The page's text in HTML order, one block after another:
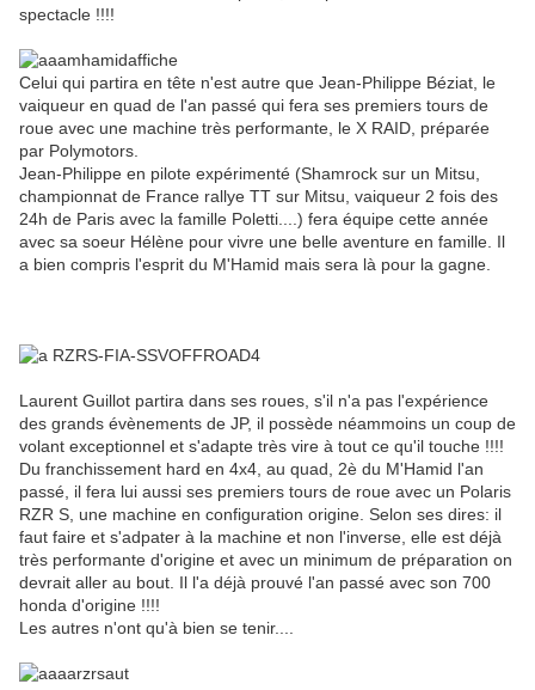
spectacle !!!!
Celui qui partira en tête n'est autre que Jean-Philippe Béziat, le
vaiqueur en quad de l'an passé qui fera ses premiers tours de
roue avec une machine très performante, le X RAID, préparée
par Polymotors.
Jean-Philippe en pilote expérimenté (Shamrock sur un Mitsu,
championnat de France rallye TT sur Mitsu, vaiqueur 2 fois des
24h de Paris avec la famille Poletti....) fera équipe cette année
avec sa soeur Hélène pour vivre une belle aventure en famille. Il
a bien compris l'esprit du M'Hamid mais sera là pour la gagne.
Laurent Guillot partira dans ses roues, s'il n'a pas l'expérience
des grands évènements de JP, il possède néammoins un coup de
volant exceptionnel et s'adapte très vire à tout ce qu'il touche !!!!
Du franchissement hard en 4x4, au quad, 2è du M'Hamid l'an
passé, il fera lui aussi ses premiers tours de roue avec un Polaris
RZR S, une machine en configuration origine. Selon ses dires: il
faut faire et s'adpater à la machine et non l'inverse, elle est déjà
très performante d'origine et avec un minimum de préparation on
devrait aller au bout. Il l'a déjà prouvé l'an passé avec son 700
honda d'origine !!!!
Les autres n'ont qu'à bien se tenir....